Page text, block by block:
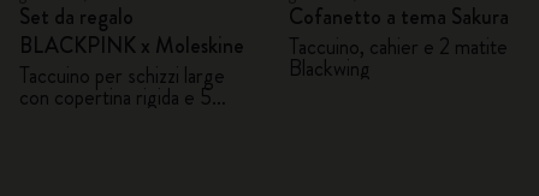
Set da regalo
BLACKPINK x Moleskine
Taccuino per schizzi large
con copertina rigida e 5
matite acquerellabili
Cofanetto a tema Sakura
Taccuino, cahier e 2 matite
Blackwing